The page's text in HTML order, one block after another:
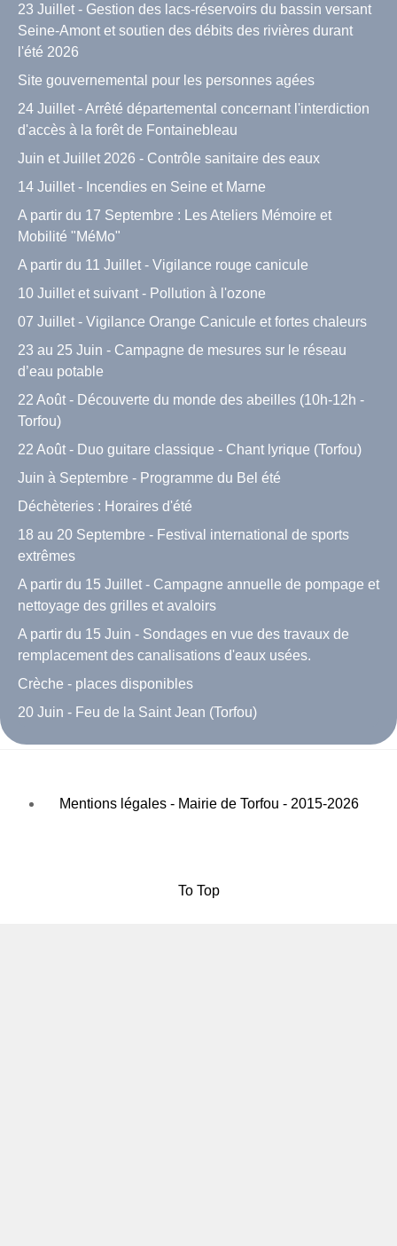
23 Juillet - Gestion des lacs-réservoirs du bassin versant
Seine-Amont et soutien des débits des rivières durant
l'été 2026
Site gouvernemental pour les personnes agées
24 Juillet - Arrêté départemental concernant l'interdiction
d'accès à la forêt de Fontainebleau
Juin et Juillet 2026 - Contrôle sanitaire des eaux
14 Juillet - Incendies en Seine et Marne
A partir du 17 Septembre : Les Ateliers Mémoire et
Mobilité "MéMo"
A partir du 11 Juillet - Vigilance rouge canicule
10 Juillet et suivant - Pollution à l'ozone
07 Juillet - Vigilance Orange Canicule et fortes chaleurs
23 au 25 Juin - Campagne de mesures sur le réseau
d’eau potable
22 Août - Découverte du monde des abeilles (10h-12h -
Torfou)
22 Août - Duo guitare classique - Chant lyrique (Torfou)
Juin à Septembre - Programme du Bel été
Déchèteries : Horaires d'été
18 au 20 Septembre - Festival international de sports
extrêmes
A partir du 15 Juillet - Campagne annuelle de pompage et
nettoyage des grilles et avaloirs
A partir du 15 Juin - Sondages en vue des travaux de
remplacement des canalisations d'eaux usées.
Crèche - places disponibles
20 Juin - Feu de la Saint Jean (Torfou)
Mentions légales - Mairie de Torfou - 2015-2026
To Top